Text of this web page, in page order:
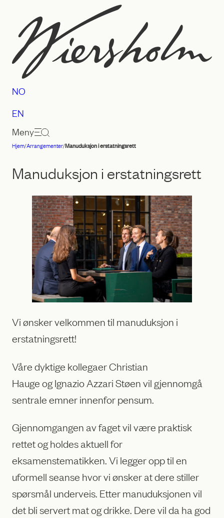
innhold
Advokatfirmaet
Wiersholm
NO
EN
Meny
Hjem/Arrangementer/Manuduksjon i erstatningsrett
Manuduksjon i erstatningsrett
Vi ønsker velkommen til manuduksjon i
erstatningsrett!
Våre dyktige kollegaer Christian
Hauge og Ignazio Azzari Støen vil gjennomgå
sentrale emner innenfor pensum.
Gjennomgangen av faget vil være praktisk
rettet og holdes aktuell for
eksamenstematikken. Vi legger opp til en
uformell seanse hvor vi ønsker at dere stiller
spørsmål underveis. Etter manuduksjonen vil
det bli servert mat og drikke. Dere vil da ha god